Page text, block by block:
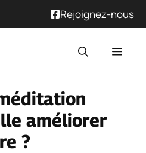
Rejoignez-nous
améliorer
?